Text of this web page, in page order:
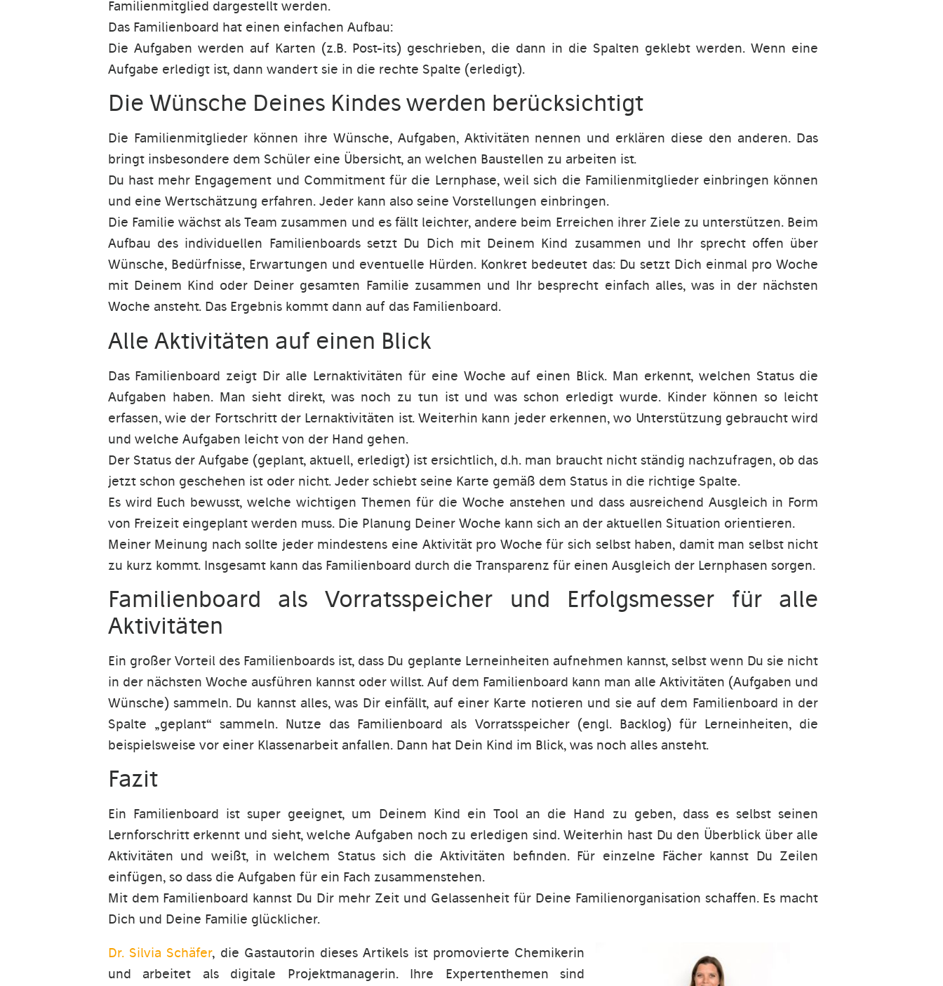
Familienmitglied dargestellt werden.
Das Familienboard hat einen einfachen Aufbau:
Die Aufgaben werden auf Karten (z.B. Post-its) geschrieben, die dann in die Spalten geklebt werden. Wenn eine
Aufgabe erledigt ist, dann wandert sie in die rechte Spalte (erledigt).
Die Wünsche Deines Kindes werden berücksichtigt
Die Familienmitglieder können ihre Wünsche, Aufgaben, Aktivitäten nennen und erklären diese den anderen. Das
bringt insbesondere dem Schüler eine Übersicht, an welchen Baustellen zu arbeiten ist.
Du hast mehr Engagement und Commitment für die Lernphase, weil sich die Familienmitglieder einbringen können
und eine Wertschätzung erfahren. Jeder kann also seine Vorstellungen einbringen.
Die Familie wächst als Team zusammen und es fällt leichter, andere beim Erreichen ihrer Ziele zu unterstützen. Beim
Aufbau des individuellen Familienboards setzt Du Dich mit Deinem Kind zusammen und Ihr sprecht offen über
Wünsche, Bedürfnisse, Erwartungen und eventuelle Hürden. Konkret bedeutet das: Du setzt Dich einmal pro Woche
mit Deinem Kind oder Deiner gesamten Familie zusammen und Ihr besprecht einfach alles, was in der nächsten
Woche ansteht. Das Ergebnis kommt dann auf das Familienboard.
Alle Aktivitäten auf einen Blick
Das Familienboard zeigt Dir alle Lernaktivitäten für eine Woche auf einen Blick. Man erkennt, welchen Status die
Aufgaben haben. Man sieht direkt, was noch zu tun ist und was schon erledigt wurde. Kinder können so leicht
erfassen, wie der Fortschritt der Lernaktivitäten ist. Weiterhin kann jeder erkennen, wo Unterstützung gebraucht wird
und welche Aufgaben leicht von der Hand gehen.
Der Status der Aufgabe (geplant, aktuell, erledigt) ist ersichtlich, d.h. man braucht nicht ständig nachzufragen, ob das
jetzt schon geschehen ist oder nicht. Jeder schiebt seine Karte gemäß dem Status in die richtige Spalte.
Es wird Euch bewusst, welche wichtigen Themen für die Woche anstehen und dass ausreichend Ausgleich in Form
von Freizeit eingeplant werden muss. Die Planung Deiner Woche kann sich an der aktuellen Situation orientieren.
Meiner Meinung nach sollte jeder mindestens eine Aktivität pro Woche für sich selbst haben, damit man selbst nicht
zu kurz kommt. Insgesamt kann das Familienboard durch die Transparenz für einen Ausgleich der Lernphasen sorgen.
Familienboard als Vorratsspeicher und Erfolgsmesser für alle
Aktivitäten
Ein großer Vorteil des Familienboards ist, dass Du geplante Lerneinheiten aufnehmen kannst, selbst wenn Du sie nicht
in der nächsten Woche ausführen kannst oder willst. Auf dem Familienboard kann man alle Aktivitäten (Aufgaben und
Wünsche) sammeln. Du kannst alles, was Dir einfällt, auf einer Karte notieren und sie auf dem Familienboard in der
Spalte „geplant“ sammeln. Nutze das Familienboard als Vorratsspeicher (engl. Backlog) für Lerneinheiten, die
beispielsweise vor einer Klassenarbeit anfallen. Dann hat Dein Kind im Blick, was noch alles ansteht.
Fazit
Ein Familienboard ist super geeignet, um Deinem Kind ein Tool an die Hand zu geben, dass es selbst seinen
Lernforschritt erkennt und sieht, welche Aufgaben noch zu erledigen sind. Weiterhin hast Du den Überblick über alle
Aktivitäten und weißt, in welchem Status sich die Aktivitäten befinden. Für einzelne Fächer kannst Du Zeilen
einfügen, so dass die Aufgaben für ein Fach zusammenstehen.
Mit dem Familienboard kannst Du Dir mehr Zeit und Gelassenheit für Deine Familienorganisation schaffen. Es macht
Dich und Deine Familie glücklicher.
Dr. Silvia Schäfer, die Gastautorin dieses Artikels ist promovierte Chemikerin
und arbeitet als digitale Projektmanagerin. Ihre Expertenthemen sind